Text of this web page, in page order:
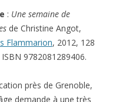
: Une semaine de
de Christine Angot,
Flammarion, 2012, 128
9782081289406.
près de Grenoble,
demande à une très